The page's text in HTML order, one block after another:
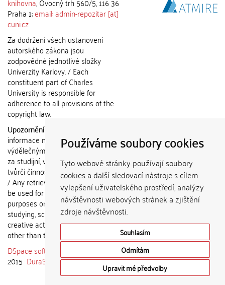
Používáme soubory cookies
Tyto webové stránky používají soubory
cookies a další sledovací nástroje s cílem
vylepšení uživatelského prostředí, analýzy
návštěvnosti webových stránek a zjištění
zdroje návštěvnosti.
Souhlasím
Odmítám
Upravit mé předvolby
Praha 1;email: admin-repozitar [at]
cuni.cz
Za dodržení všech ustanovení
autorského zákona jsou
zodpovědné jednotlivé složky
Univerzity Karlovy. / Each
constituent part of Charles
University is responsible for
adherence to all provisions of the
copyright law.
Upozornění / Notice:
informace nemohou být použity k
výdělečným účelům nebo vydávány
za studijní, vědeckou nebo jinou
tvůrčí činnost jiné osoby než autora.
/ Any retrieved information shall not
be used for any commercial
purposes or claimed as results of
studying, scientific or any other
creative activities of any person
other than the author.
DSpace software
copyright © 2002-
2015 DuraSpace